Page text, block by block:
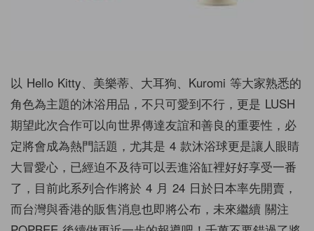
以 Hello Kitty、美樂蒂、大耳狗、Kuromi 等大家熟悉的
角色為主題的沐浴用品，不只可愛到不行，更是 LUSH
期望此次合作可以向世界傳達友誼和善良的重要性，必
定將會成為熱門話題，尤其是 4 款沐浴球更是讓人眼睛
大冒愛心，已經迫不及待可以丟進浴缸裡好好享受一番
了，目前此系列合作將於 4 月 24 日於日本率先開賣，
而台灣與香港的販售消息也即將公布，未來繼續 關注